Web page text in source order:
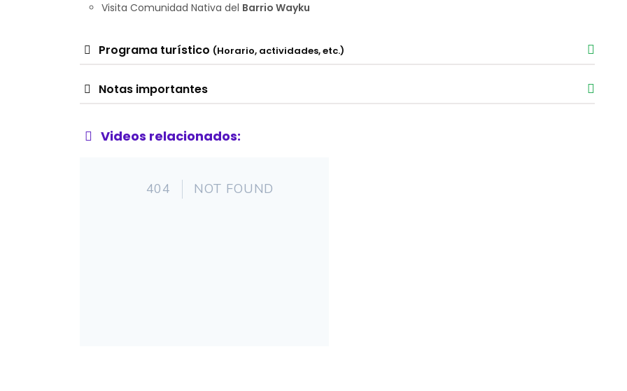
Visita Comunidad Nativa del Barrio Wayku
Programa turístico (Horario, actividades, etc.)
Notas importantes
Videos relacionados: